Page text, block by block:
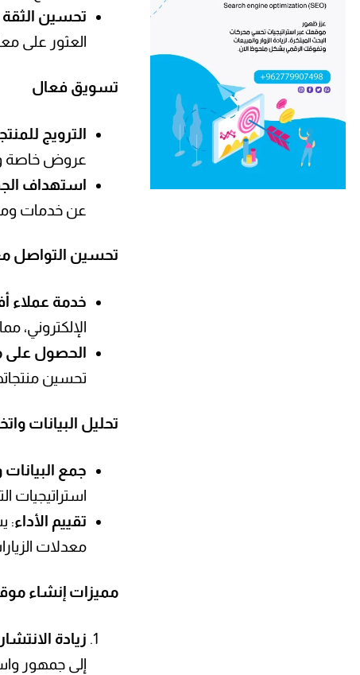
تحسين الثقة
العثور على
تسويق فعال
الترويج
عروض خاصة
استهداف
عن خدمات
تحسين التواصل
خدمة عملاء
الإلكتروني،
الحصول على
تحسين
تحليل البيانات
جمع البيانات
استراتيجيات
تقييم الأداء:
معدلات
مميزات إنشاء
زيادة
إلى جمهور